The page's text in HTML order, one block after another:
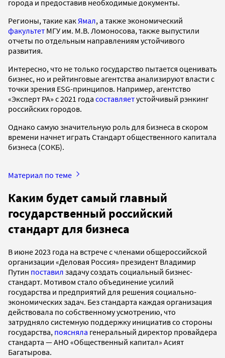
города и предоставив необходимые документы.
Регионы, такие какЯмал, а также экономический
факультет МГУ им. М.В. Ломоносова, также выпустили
отчеты по отдельным направлениям устойчивого
развития.
Интересно, что не только государство пытается оценивать
бизнес, но и рейтинговые агентства анализируют власти с
точки зрения ESG-принципов. Например, агентство
«Эксперт РА» с 2021 года составляетустойчивый рэнкинг
российских городов.
Однако самую значительную роль для бизнеса в скором
времени начнет играть Стандарт общественного капитала
бизнеса (СОКБ).
Материал по теме
Каким будет самый главный
государственный российский
стандарт для бизнеса
В июне 2023 года на встрече с членами общероссийской
организации «Деловая Россия» президент Владимир
Путин поставил задачу создать социальный бизнес-
стандарт. Мотивом стало объединение усилий
государства и предприятий для решения социально-
экономических задач. Без стандарта каждая организация
действовала по собственному усмотрению, что
затрудняло системную поддержку инициатив со стороны
государства, поясняла генеральный директор провайдера
стандарта — АНО «Общественный капитал» Асият
Багатырова.